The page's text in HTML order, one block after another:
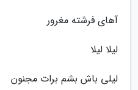
آهای فرشته مغرور
لیلا لیلا
لیلی باش بشم برات مجنون